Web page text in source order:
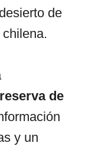
de
de
y un